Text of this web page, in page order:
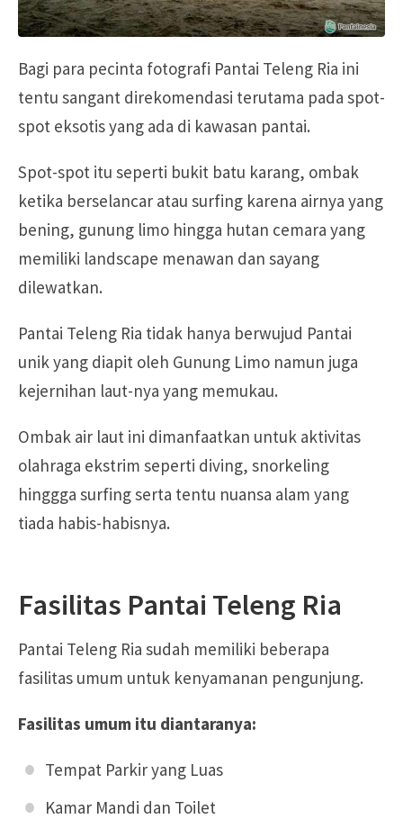
Bagi para pecinta fotografi Pantai Teleng Ria ini
tentu sangant direkomendasi terutama pada spot-
spot eksotis yang ada di kawasan pantai.
Spot-spot itu seperti bukit batu karang, ombak
ketika berselancar atau surfing karena airnya yang
bening, gunung limo hingga hutan cemara yang
memiliki landscape menawan dan sayang
dilewatkan.
Pantai Teleng Ria tidak hanya berwujud Pantai
unik yang diapit oleh Gunung Limo namun juga
kejernihan laut-nya yang memukau.
Ombak air laut ini dimanfaatkan untuk aktivitas
olahraga ekstrim seperti diving, snorkeling
hinggga surfing serta tentu nuansa alam yang
tiada habis-habisnya.
Fasilitas Pantai Teleng Ria
Pantai Teleng Ria sudah memiliki beberapa
fasilitas umum untuk kenyamanan pengunjung.
Fasilitas umum itu diantaranya:
Tempat Parkir yang Luas
Kamar Mandi dan Toilet